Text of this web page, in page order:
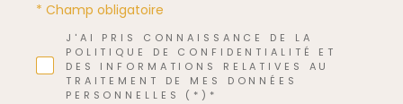
J'AI PRIS CONNAISSANCE DE LA
POLITIQUE DE CONFIDENTIALITÉ ET
DES INFORMATIONS RELATIVES AU
TRAITEMENT DE MES DONNÉES
PERSONNELLES (*)*
* Champ obligatoire